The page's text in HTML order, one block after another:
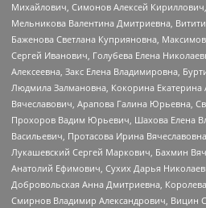
Михайлович, Симонов Алексей
Мельникова Валентина Дмитриевна,
Баженова Светлана Куприяновна,
Сергей Иванович, Голубева Елена
Алексеевна, Закс Елена Владимировна,
Людмила Залмановна, Кокорина Екатерина
Вячеславович, Арапова Галина Юрьевна,
Прохоров Вадим Юрьевич, Шахова Елена
Васильевич, Протасова Ирина
Лукашевский Сергей Маркович, Бахмин
Анатолий Ефимович, Сухих Дарья
Добровольская Анна Дмитриевна,
Смирнов Владимир Александрович, Вицин